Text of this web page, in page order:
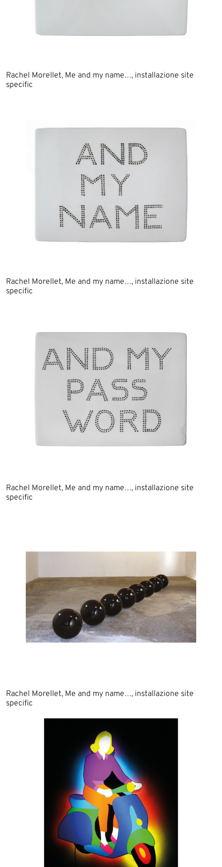
Rachel Morellet, Me and my name…, installazione site
specific​
Rachel Morellet, Me and my name…, installazione site
specific
Rachel Morellet, Me and my name…, installazione site
specific
Rachel Morellet, Me and my name…, installazione site
specific​